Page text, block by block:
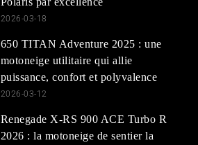
2026-03-18
650 TITAN Adventure 2025 : une
motoneige utilitaire qui allie
puissance, confort et polyvalence
2026-03-12
Renegade X-RS 900 ACE Turbo R
2026 : la motoneige de sentier la